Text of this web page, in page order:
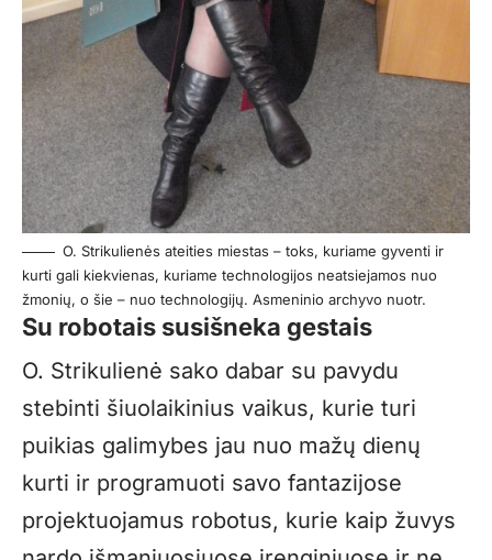
O. Strikulienės ateities miestas – toks, kuriame gyventi ir
kurti gali kiekvienas, kuriame technologijos neatsiejamos nuo
žmonių, o šie – nuo technologijų. Asmeninio archyvo nuotr.
Su robotais susišneka gestais
O. Strikulienė sako dabar su pavydu
stebinti šiuolaikinius vaikus, kurie turi
puikias galimybes jau nuo mažų dienų
kurti ir programuoti savo fantazijose
projektuojamus robotus, kurie kaip žuvys